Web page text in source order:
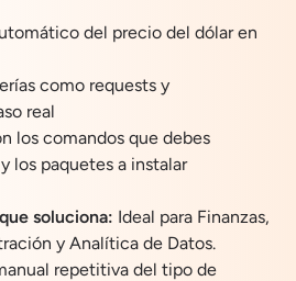
del precio del dólar en
como requests y
real
los comandos que debes
los paquetes a instalar
soluciona: Ideal para Finanzas,
y Analítica de Datos.
repetitiva del tipo de